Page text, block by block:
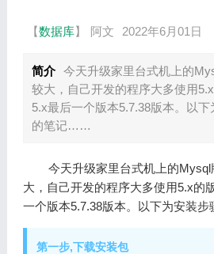
【数据库】 阿文 2022年6月01日
简介 今天升级家里台式机上的
较大，自己开发的程序大多使用
5.x最后一个版本5.7.38版本。以
的笔记……
今天升级家里台式机上的Mysql
大，自己开发的程序大多使用5.x的
一个版本5.7.38版本。以下为安装步
第一步,下载安装包